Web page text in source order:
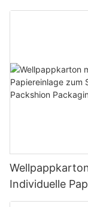
Individuelle
Präsentation